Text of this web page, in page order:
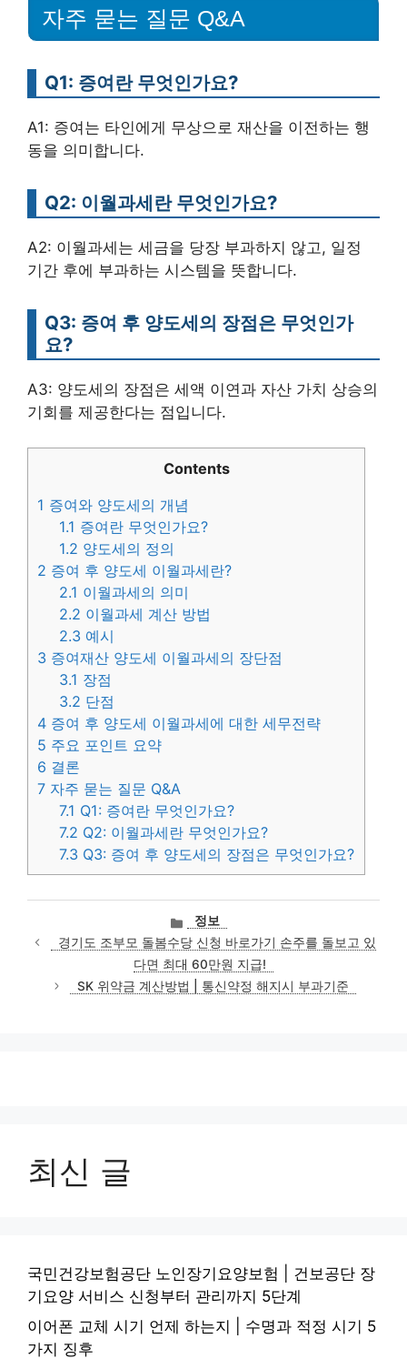
자주 묻는 질문 Q&A
Q1: 증여란 무엇인가요?
A1: 증여는 타인에게 무상으로 재산을 이전하는 행
동을 의미합니다.
Q2: 이월과세란 무엇인가요?
A2: 이월과세는 세금을 당장 부과하지 않고, 일정
기간 후에 부과하는 시스템을 뜻합니다.
Q3: 증여 후 양도세의 장점은 무엇인가
요?
A3: 양도세의 장점은 세액 이연과 자산 가치 상승의
기회를 제공한다는 점입니다.
Contents
1 증여와 양도세의 개념
1.1 증여란 무엇인가요?
1.2 양도세의 정의
2 증여 후 양도세 이월과세란?
2.1 이월과세의 의미
2.2 이월과세 계산 방법
2.3 예시
3 증여재산 양도세 이월과세의 장단점
3.1 장점
3.2 단점
4 증여 후 양도세 이월과세에 대한 세무전략
5 주요 포인트 요약
6 결론
7 자주 묻는 질문 Q&A
7.1 Q1: 증여란 무엇인가요?
7.2 Q2: 이월과세란 무엇인가요?
7.3 Q3: 증여 후 양도세의 장점은 무엇인가요?
카
테
고
리
정보
경기도 조부모 돌봄수당 신청 바로가기 손주를 돌보고 있
다면 최대 60만원 지급!
SK 위약금 계산방법 | 통신약정 해지시 부과기준
최신 글
국민건강보험공단 노인장기요양보험 | 건보공단 장
기요양 서비스 신청부터 관리까지 5단계
이어폰 교체 시기 언제 하는지 | 수명과 적정 시기 5
가지 징후